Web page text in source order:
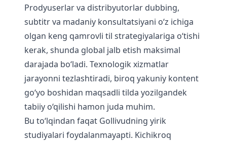
Prodyuserlar va distribyutorlar dubbing,
subtitr va madaniy konsultatsiyani o‘z ichiga
olgan keng qamrovli til strategiyalariga o‘tishi
kerak, shunda global jalb etish maksimal
darajada bo‘ladi. Texnologik xizmatlar
jarayonni tezlashtiradi, biroq yakuniy kontent
go‘yo boshidan maqsadli tilda yozilgandek
tabiiy o‘qilishi hamon juda muhim.
Bu to‘lqindan faqat Gollivudning yirik
studiyalari foydalanmayapti. Kichikroq